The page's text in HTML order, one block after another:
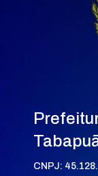
CNPJ: